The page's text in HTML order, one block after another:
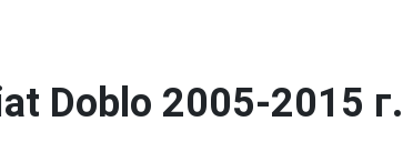
Doblo 2005-2015